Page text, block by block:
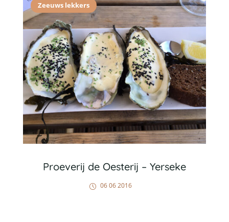
Zeeuws lekkers
Proeverij de Oesterij – Yerseke
06 06 2016